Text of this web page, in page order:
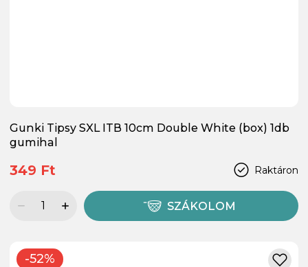
Gunki Tipsy SXL ITB 10cm Double White (box) 1db
gumihal
Raktáron
349 Ft
SZÁKOLOM
-52%